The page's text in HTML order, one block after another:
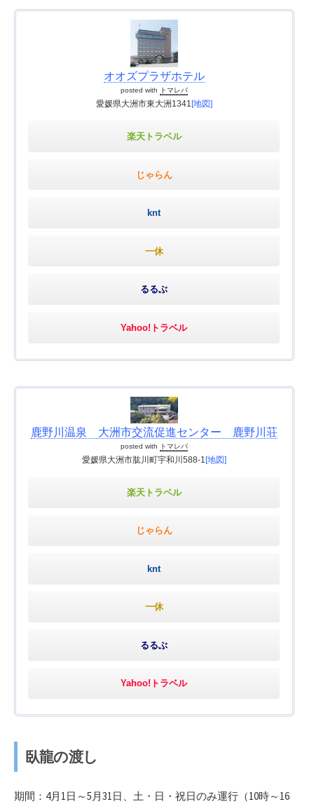
オオズプラザホテル
posted with トマレバ
愛媛県大洲市東大洲1341 [地図]
楽天トラベル
じゃらん
knt
一休
るるぶ
Yahoo!トラベル
鹿野川温泉 大洲市交流促進センター 鹿野川荘
posted with トマレバ
愛媛県大洲市肱川町宇和川588-1 [地図]
楽天トラベル
じゃらん
knt
一休
るるぶ
Yahoo!トラベル
臥龍の渡し
期間：4月1日～5月31日、土・日・祝日のみ運行（10時～16